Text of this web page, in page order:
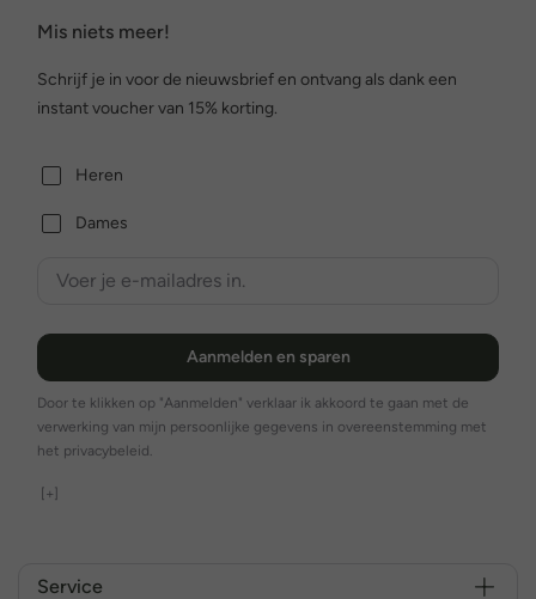
Mis niets meer!
Schrijf je in voor de nieuwsbrief en ontvang als dank een
instant voucher van 15% korting.
Heren
Dames
Aanmelden en sparen
Door te klikken op "Aanmelden" verklaar ik akkoord te gaan met de
verwerking van mijn persoonlijke gegevens in overeenstemming met
het privacybeleid.
[+]
Service